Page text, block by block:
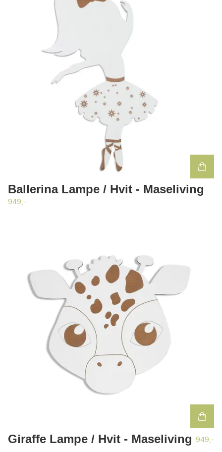
Ballerina Lampe / Hvit - Maseliving
949,-
Giraffe Lampe / Hvit - Maseliving 949,-